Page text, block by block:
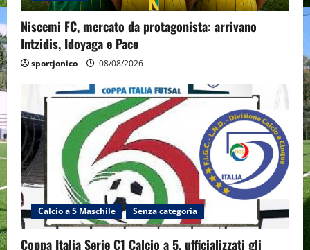
Niscemi FC, mercato da protagonista: arrivano
Intzidis, Idoyaga e Pace
sportjonico 08/08/2026
Calcio a 5 Maschile Senza categoria
Coppa Italia Serie C1 Calcio a 5, ufficializzati gli